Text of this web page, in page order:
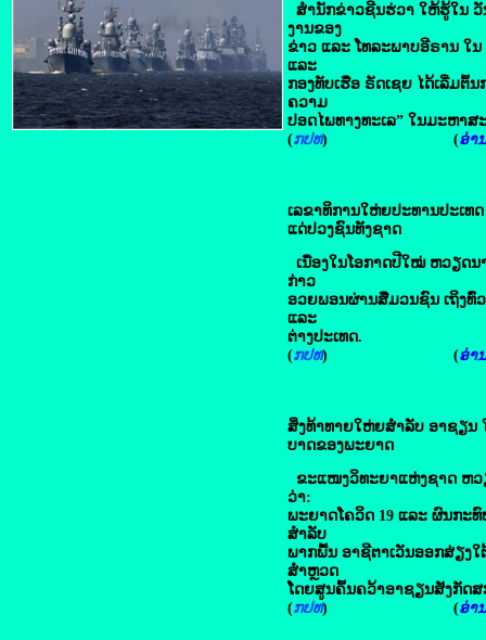
ສຳນັກຂ່າວຊີນຮ່ວາ ໃຫ້ຮູ້ໃນ ວັ
ງານຂອງ
ຂ່າວ ແລະ ໂທລະພາບອີຣານ ໃ
ແລະ
ກອງທັບເຮືອ ຣັດເຊຍ ໄດ້ເລີ່ມຕົ້
ຄວາມ
ປອດໄພທາງທະເລ” ໃນມະຫາ
(ກປທ) (ອ່າ
ເລຂາທິການ​ໃຫ່ຍປະທານ​ປະ​ເ
ແດ່​ປວງ​ຊົນ​ທັງ​ຊາດ
ເນື່ອງໃນໂອກາດປີໃໝ່ ຫວຽດນ
ກ່າວ
ອວຍພອນຜ່ານສື່ມວນຊົນ ເຖິງທົ່
ແລະ
ຕ່າງປະເທດ.
(ກປທ) (ອ່າ
ສິ່ງ​ທ້າ​ທາຍ​ໃຫ່ຍສຳລັບ ​ອາຊຽນ
ບາດ​ຂອງ​ພະຍາດ
ຂະແໜງວິທະຍາແຫ່ງຊາດ ຫວ
ວ່າ:
ພະຍາດໂຄວິດ 19 ແລະ ຜົນກະ
ສຳລັບ
ພາກພື້ນ ອາຊີຕາເວັນອອກສ່ຽງ
ສຳຫຼວດ
ໂດຍສູນຄົ້ນຄວ້າອາຊຽນສັງກັດ
(ກປທ) (ອ່າ